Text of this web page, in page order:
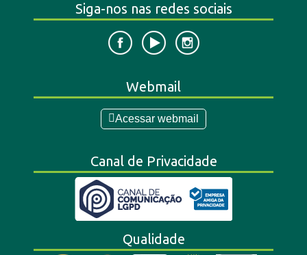
Siga-nos nas redes sociais
Webmail
Acessar webmail
Canal de Privacidade
Qualidade